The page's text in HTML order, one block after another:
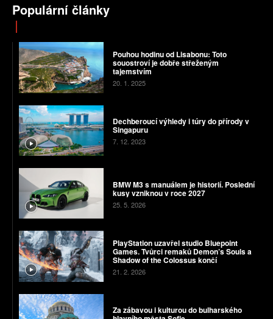
Populární články
Pouhou hodinu od Lisabonu: Toto
souostroví je dobře střeženým
tajemstvím
20. 1. 2025
Dechberoucí výhledy i túry do přírody v
Singapuru
7. 12. 2023
BMW M3 s manuálem je historií. Poslední
kusy vzniknou v roce 2027
25. 5. 2026
PlayStation uzavřel studio Bluepoint
Games. Tvůrci remaků Demon’s Souls a
Shadow of the Colossus končí
21. 2. 2026
Za zábavou i kulturou do bulharského